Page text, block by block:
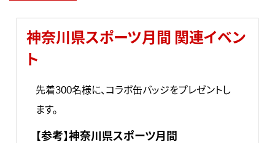
神奈川県スポーツ月間 関連イベン
ト
先着300名様に、コラボ缶バッジをプレゼントし
ます。
【参考】神奈川県スポーツ月間